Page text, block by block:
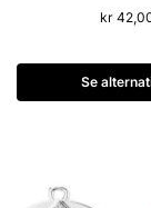
kr
Se